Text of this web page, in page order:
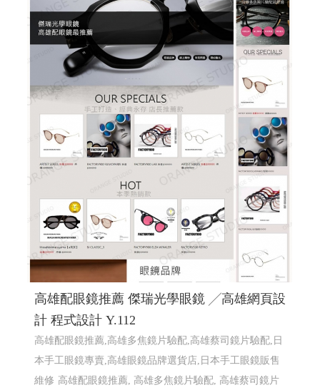
高雄配眼鏡推薦 傑瑞光學眼鏡 ╱高雄網頁設
計 程式設計 Y.112
高雄配眼鏡推薦,高雄多焦鏡片驗配,高雄蔡司鏡片驗配,日
本手工眼鏡專賣,高雄眼鏡品牌選貨店,日本手工眼鏡販售
維修 高雄配眼鏡推薦, 高雄多焦鏡片驗配, 高雄蔡司鏡片